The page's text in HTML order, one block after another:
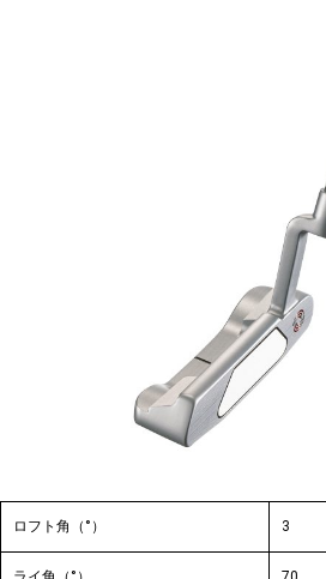
ロフト角（°） 3